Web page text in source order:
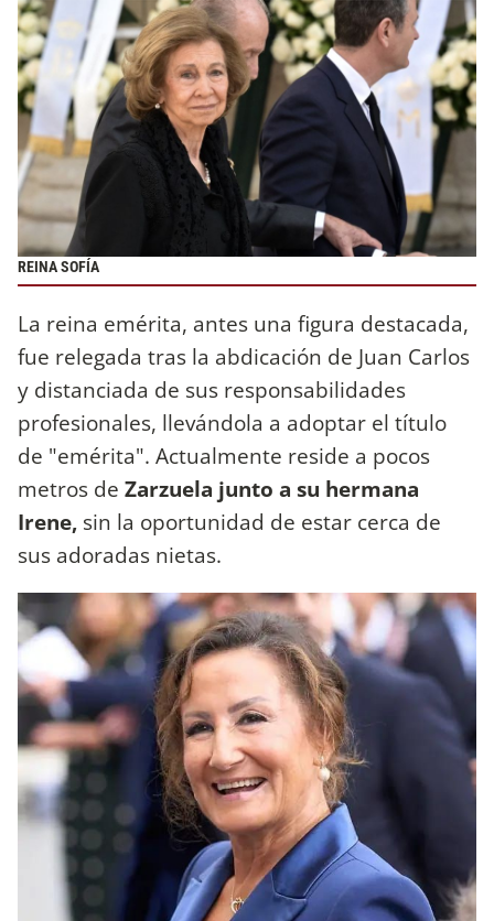
REINA SOFÍA
La reina emérita, antes una figura destacada,
fue relegada tras la abdicación de Juan Carlos
y distanciada de sus responsabilidades
profesionales, llevándola a adoptar el título
de "emérita". Actualmente reside a pocos
metros de Zarzuela junto a su hermana
Irene, sin la oportunidad de estar cerca de
sus adoradas nietas.